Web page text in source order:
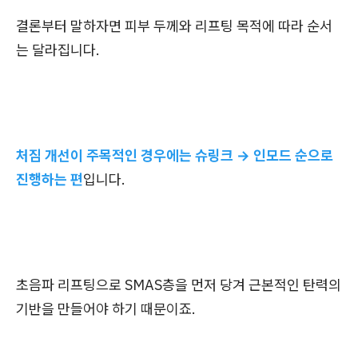
결론부터 말하자면 피부 두께와 리프팅 목적에 따라 순서
는 달라집니다.
처짐 개선이 주목적인 경우에는 슈링크 → 인모드 순으로
진행하는 편입니다.
초음파 리프팅으로 SMAS층을 먼저 당겨 근본적인 탄력의
기반을 만들어야 하기 때문이죠.